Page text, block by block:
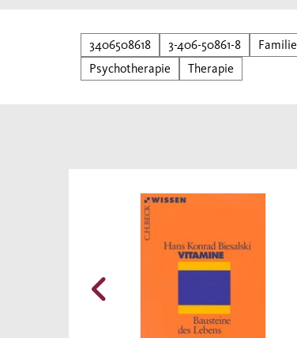
3406508618 3-406-50861-8 Familie
Psychotherapie
Therapie